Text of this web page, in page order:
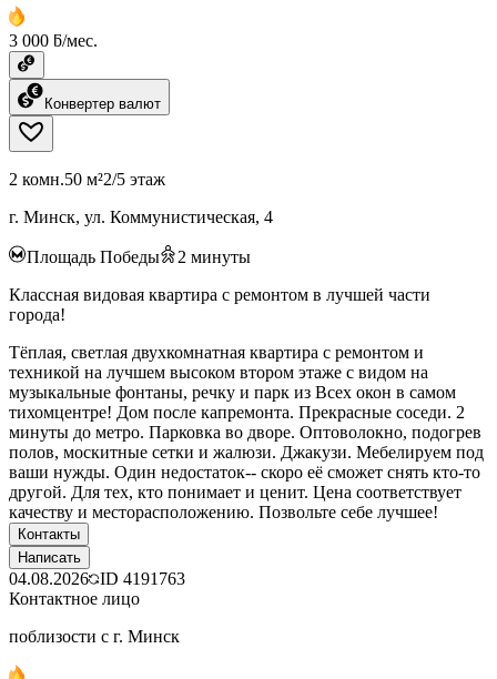
3 000 ƃ/мес.
Конвертер валют
2 комн.50 м²2/5 этаж
г. Минск, ул. Коммунистическая, 4
Площадь Победы 2 минуты
Классная видовая квартира с ремонтом в лучшей части
города!
Тёплая, светлая двухкомнатная квартира с ремонтом и
техникой на лучшем высоком втором этаже с видом на
музыкальные фонтаны, речку и парк из Всех окон в самом
тихомцентре! Дом после капремонта. Прекрасные соседи. 2
минуты до метро. Парковка во дворе. Оптоволокно, подогрев
полов, москитные сетки и жалюзи. Джакузи. Мебелируем под
ваши нужды. Один недостаток-- скоро её сможет снять кто-то
другой. Для тех, кто понимает и ценит. Цена соответствует
качеству и месторасположению. Позвольте себе лучшее!
Контакты
Написать
04.08.2026 ID 4191763
Контактное лицо
поблизости с г. Минск